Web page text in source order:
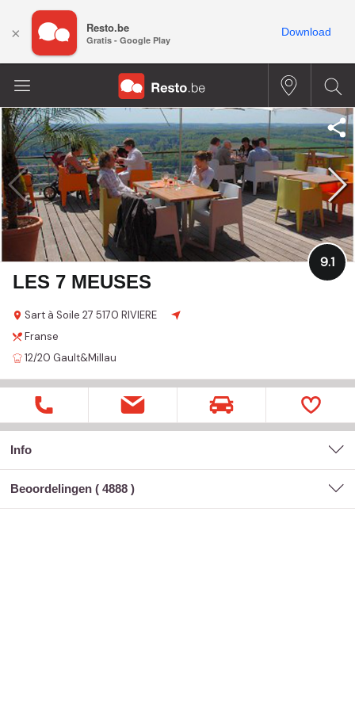
LES 7 MEUSES
Sart à Soile 27 5170 RIVIERE
9.1
Franse
12/20 Gault&Millau
Info
Beoordelingen ( 4888 )
× Resto.be
Gratis - Google Play
Download